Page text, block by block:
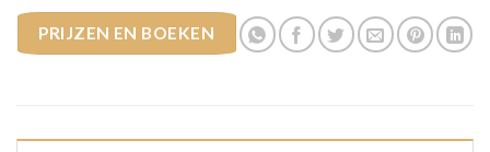
PRIJZEN EN BOEKEN